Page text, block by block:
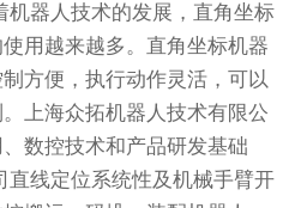
机器人技术的发展，直角坐标
用越来越多。直角坐标机器
方便，执行动作灵活，可以
上海众拓机器人技术有限公
数控技术和产品研发基础
直线定位系统性及机械手臂开